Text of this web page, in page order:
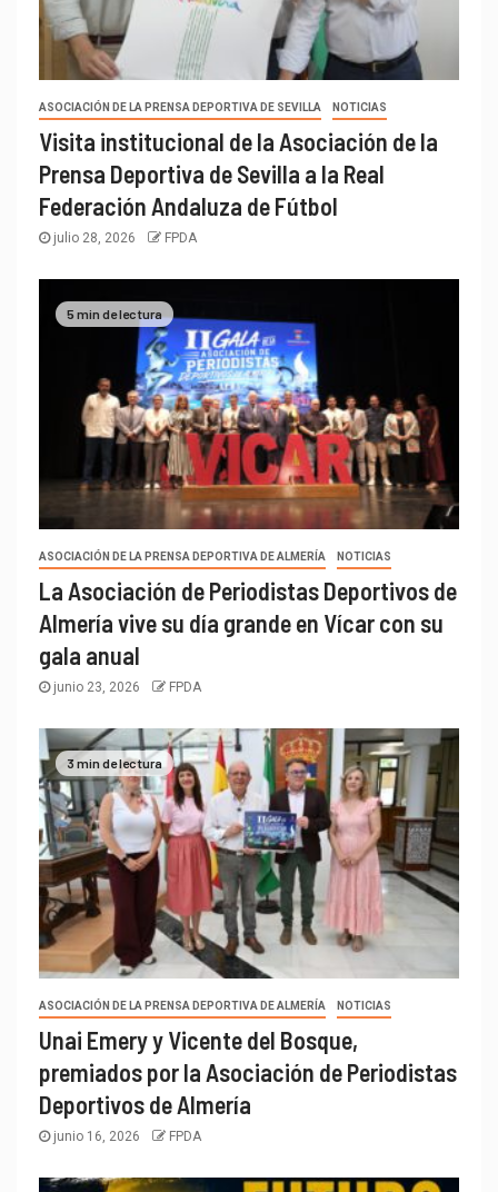
ASOCIACIÓN DE LA PRENSA DEPORTIVA DE SEVILLA NOTICIAS
Visita institucional de la Asociación de la
Prensa Deportiva de Sevilla a la Real
Federación Andaluza de Fútbol
julio 28, 2026 FPDA
5 min de lectura
ASOCIACIÓN DE LA PRENSA DEPORTIVA DE ALMERÍA NOTICIAS
La Asociación de Periodistas Deportivos de
Almería vive su día grande en Vícar con su
gala anual
junio 23, 2026 FPDA
3 min de lectura
ASOCIACIÓN DE LA PRENSA DEPORTIVA DE ALMERÍA NOTICIAS
Unai Emery y Vicente del Bosque,
premiados por la Asociación de Periodistas
Deportivos de Almería
junio 16, 2026 FPDA